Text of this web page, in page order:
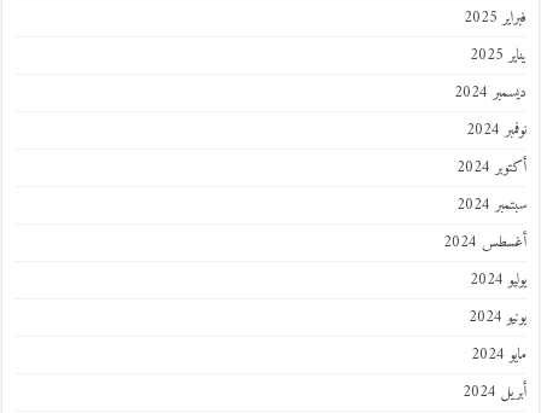
فبراير 2025
يناير 2025
ديسمبر 2024
نوفمبر 2024
أكتوبر 2024
سبتمبر 2024
أغسطس 2024
يوليو 2024
يونيو 2024
مايو 2024
أبريل 2024